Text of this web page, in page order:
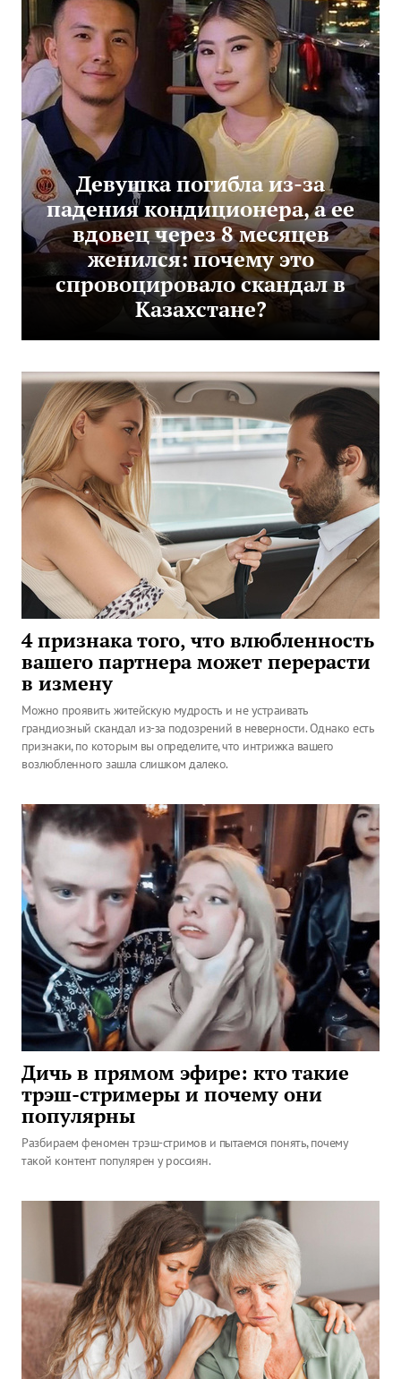
Девушка погибла из-за
падения кондиционера, а ее
вдовец через 8 месяцев
женился: почему это
спровоцировало скандал в
Казахстане?
4 признака того, что влюбленность
вашего партнера может перерасти
в измену
Можно проявить житейскую мудрость и не устраивать
грандиозный скандал из-за подозрений в неверности. Однако есть
признаки, по которым вы определите, что интрижка вашего
возлюбленного зашла слишком далеко.
Дичь в прямом эфире: кто такие
трэш-стримеры и почему они
популярны
Разбираем феномен трэш-стримов и пытаемся понять, почему
такой контент популярен у россиян.